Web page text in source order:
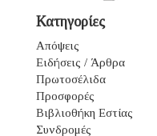
Κατηγορίες
Απόψεις
Ειδήσεις / Άρθρα
Πρωτοσέλιδα
Προσφορές
Βιβλιοθήκη Εστίας
Συνδρομές